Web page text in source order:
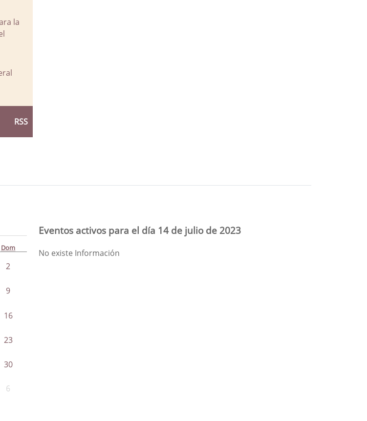
la
RSS
Dom
2
9
16
23
30
6
Eventos activos para el día 14 de julio de 2023
No existe Información